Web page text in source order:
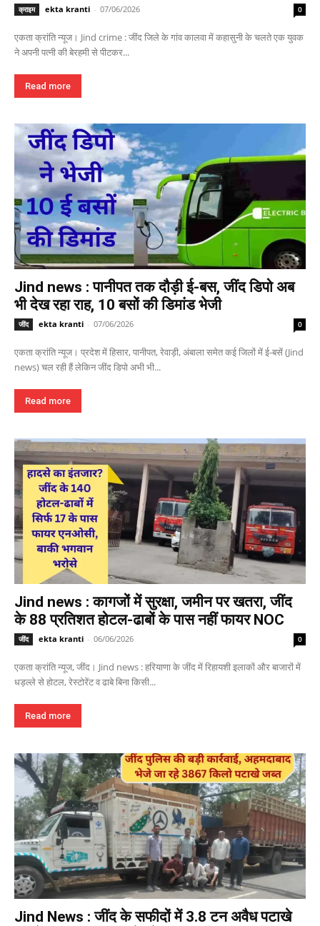
क्राइम ekta kranti - 07/06/2026 0
एकता क्रांति न्यूज। Jind crime : जींद जिले के गांव कालवा में कहासुनी के चलते एक युवक
ने अपनी पत्नी की बेरहमी से पीटकर...
Read more
Jind news : पानीपत तक दौड़ी ई-बस, जींद डिपो अब
भी देख रहा राह, 10 बसों की डिमांड भेजी
जींद ekta kranti - 07/06/2026 0
एकता क्रांति न्यूज। प्रदेश में हिसार, पानीपत, रेवाड़ी, अंबाला समेत कई जिलों में ई-बसें (Jind
news) चल रही हैं लेकिन जींद डिपो अभी भी...
Read more
Jind news : कागजों में सुरक्षा, जमीन पर खतरा, जींद
के 88 प्रतिशत होटल-ढाबों के पास नहीं फायर NOC
जींद ekta kranti - 06/06/2026 0
एकता क्रांति न्यूज, जींद। Jind news : हरियाणा के जींद में रिहायशी इलाकों और बाजारों में
धड़ल्ले से होटल, रेस्टोरेंट व ढाबे बिना किसी...
Read more
Jind News : जींद के सफीदों में 3.8 टन अवैध पटाखे